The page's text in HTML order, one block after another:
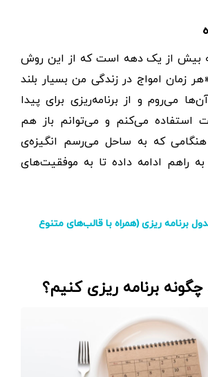
بیش از یک دهه است که از این روش
زمان امواج در زندگی من بسیار بلند
می‌روم و از برنامه‌ریزی برای پیدا
استفاده می‌کنم و می‌توانم باز هم
که به ساحل می‌رسم انگیزه‌ی
راهم ادامه داده تا به موفقیت‌های
برنامه ریزی (همراه با قالب‌های متنوع
برنامه ریزی کنیم؟